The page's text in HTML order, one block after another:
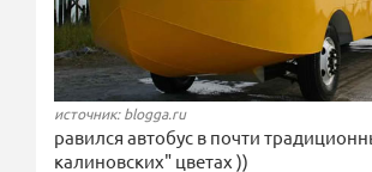
источник: blogga.ru
равился автобус в почти
калиновских" цветах ))